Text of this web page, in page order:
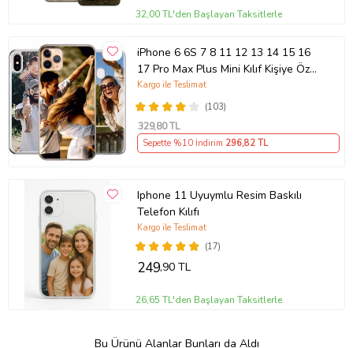
32,00 TL'den Başlayan Taksitlerle
iPhone 6 6S 7 8 11 12 13 14 15 16
17 Pro Max Plus Mini Kılıf Kişiye Özel
Resimli Fotoğraflı Silikon
(103)
Kargo ile Teslimat
329,80 TL
Sepette %10 İndirim 296,82 TL
Iphone 11 Uyuymlu Resim Baskılı
Telefon Kılıfı
(17)
Kargo ile Teslimat
249,90 TL
26,65 TL'den Başlayan Taksitlerle
Bu Ürünü Alanlar Bunları da Aldı